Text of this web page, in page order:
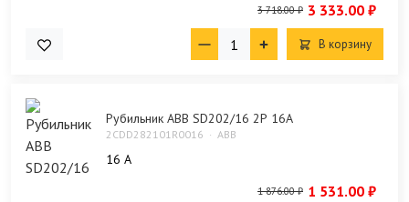
3 718.00 ₽ 3 333.00 ₽
В корзину
Рубильник ABB SD202/16 2Р 16А
2CDD282101R0016 ABB
16 А
1 876.00 ₽ 1 531.00 ₽